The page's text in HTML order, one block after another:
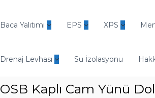
e E
ü
t
Baca Yalıtımı EPS XPS
Drenaj Levhası Su İzolasyonu
OSB Kaplı Cam Yünü